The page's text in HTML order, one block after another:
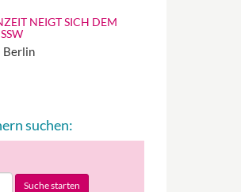
NEIGT SICH DEM
Berlin
suchen:
Suche starten